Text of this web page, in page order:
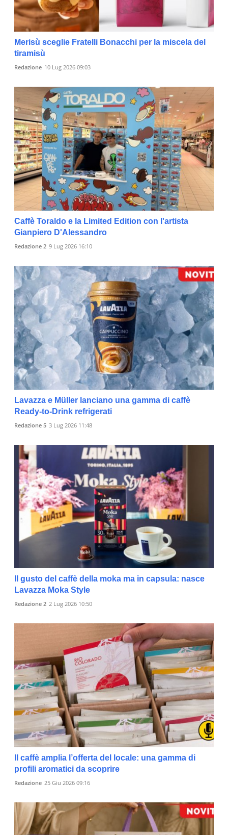
Merisù sceglie Fratelli Bonacchi per la miscela del
tiramisù
Redazione 10 Lug 2026 09:03
Caffè Toraldo e la Limited Edition con l'artista
Gianpiero D'Alessandro
Redazione 2 9 Lug 2026 16:10
Lavazza e Müller lanciano una gamma di caffè
Ready-to-Drink refrigerati
Redazione 5 3 Lug 2026 11:48
Il gusto del caffè della moka ma in capsula: nasce
Lavazza Moka Style
Redazione 2 2 Lug 2026 10:50
Il caffè amplia l’offerta del locale: una gamma di
profili aromatici da scoprire
Redazione 25 Giu 2026 09:16